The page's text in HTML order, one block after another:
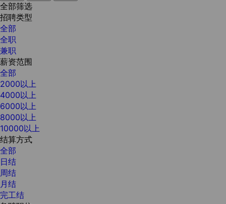
全部筛选
招聘类型
全部
全职
兼职
薪资范围
全部
2000以上
4000以上
6000以上
8000以上
10000以上
结算方式
全部
日结
周结
月结
完工结